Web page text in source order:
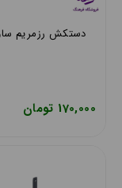
دستکش رزمریم
170,000 تومان